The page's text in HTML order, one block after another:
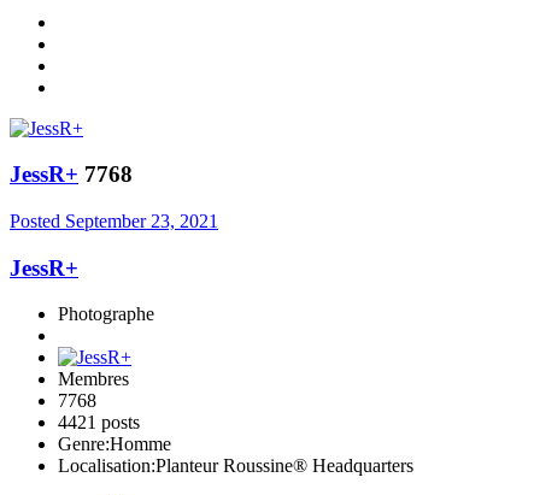
JessR+ 7768
Posted September 23, 2021
JessR+
Photographe
Membres
7768
4421 posts
Genre:Homme
Localisation:Planteur Roussine® Headquarters